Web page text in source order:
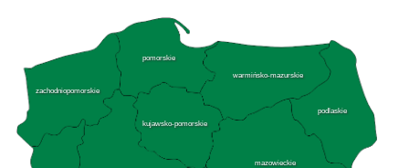
zachodniopomorskie
pomorskie
warmińsko-mazurskie
kujawsko-pomorskie
mazowieckie
podlaskie